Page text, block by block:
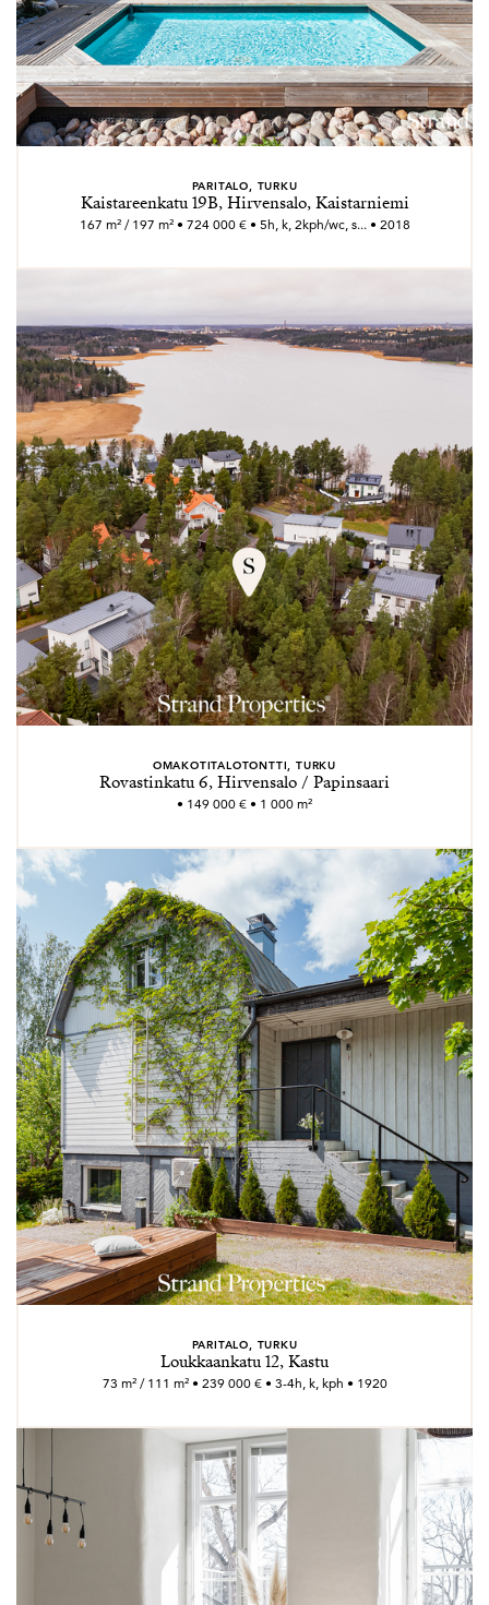
PARITALO, TURKU
Kaistareenkatu 19B, Hirvensalo, Kaistarniemi
167 m² / 197 m² • 724 000 € • 5h, k, 2kph/wc, s... • 2018
OMAKOTITALOTONTTI, TURKU
Rovastinkatu 6, Hirvensalo / Papinsaari
• 149 000 € • 1 000 m²
PARITALO, TURKU
Loukkaankatu 12, Kastu
73 m² / 111 m² • 239 000 € • 3-4h, k, kph • 1920